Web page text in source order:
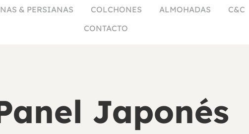
& PERSIANAS COLCHONES ALMOHADAS C&C
CONTACTO
Japonés